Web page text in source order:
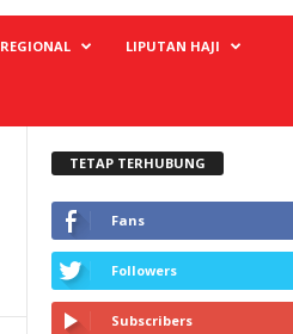
REGIONAL LIPUTAN HAJI
TETAP TERHUBUNG
Fans
Followers
Subscribers